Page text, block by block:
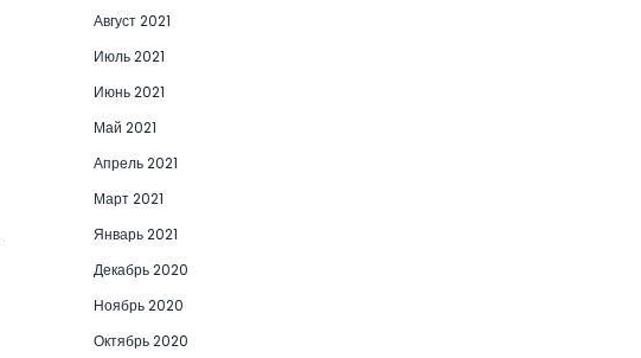
Август 2021
Июль 2021
Июнь 2021
Май 2021
Апрель 2021
Март 2021
Январь 2021
Декабрь 2020
Ноябрь 2020
Октябрь 2020